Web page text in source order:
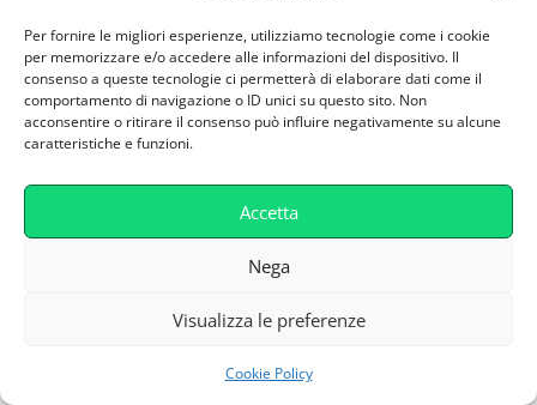
Per fornire le migliori esperienze, utilizziamo tecnologie come i cookie
per memorizzare e/o accedere alle informazioni del dispositivo. Il
consenso a queste tecnologie ci permetterà di elaborare dati come il
comportamento di navigazione o ID unici su questo sito. Non
acconsentire o ritirare il consenso può influire negativamente su alcune
caratteristiche e funzioni.
Accetta
Nega
Visualizza le preferenze
Cookie Policy